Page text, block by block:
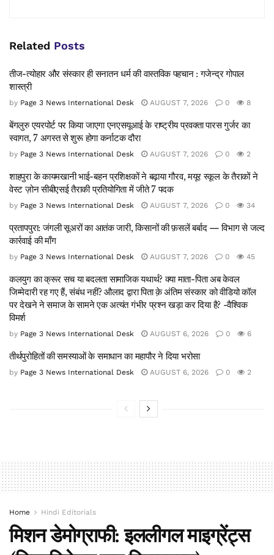
Related Posts
तीज-त्योहार और संस्कार ही सनातन धर्म की वास्तविक पहचान : गजेन्द्र गोपाल
शास्त्री
by Page 3 News International Desk AUGUST 7, 2026 0 8
बेंगलुरु एयरपोर्ट पर किया जाएगा एनएसयूआई के राष्ट्रीय प्रवक्ता पारस गुर्जर का
स्वागत, 7 अगस्त से शुरू होगा कर्नाटक दौरा
by Page 3 News International Desk AUGUST 7, 2026 0 2
शाहपुरा के कायमखानी भाई-बहन प्रशिक्षकों ने बढ़ाया गौरव, मयूर स्कूल के तैराकों ने
वेस्ट ज़ोन सीबीएसई तैराकी प्रतियोगिता में जीते 7 पदक
by Page 3 News International Desk AUGUST 7, 2026 0 34
प्रतापपुरा: जंगली सूअरों का आतंक जारी, किसानों की फ़सलें बर्बाद — विभाग से जल्द
कार्रवाई की माँग
by Page 3 News International Desk AUGUST 7, 2026 0 45
कलयुग का क्रूर सच या बदलता सामाजिक यथार्थ? क्या माता-पिता अब केवल
जिम्मेदारी रह गए हैं, संबंध नहीं? औलाद द्वारा पिता क़े अंतिम संस्कार को वीडियो कॉल
पर देखने ने समाज के सामने एक अत्यंत गंभीर प्रश्न खड़ा कर दिया है? -वैश्विक
विमर्श
by Page 3 News International Desk AUGUST 6, 2026 0 6
तीर्थपुरोहितों की समस्याओं के समाधान का महापौर ने दिया भरोसा
by Page 3 News International Desk AUGUST 6, 2026 0 2
Home Hindi Editorials
मिशन डेमोग्राफी: इललीगल माइग्रेंट्स